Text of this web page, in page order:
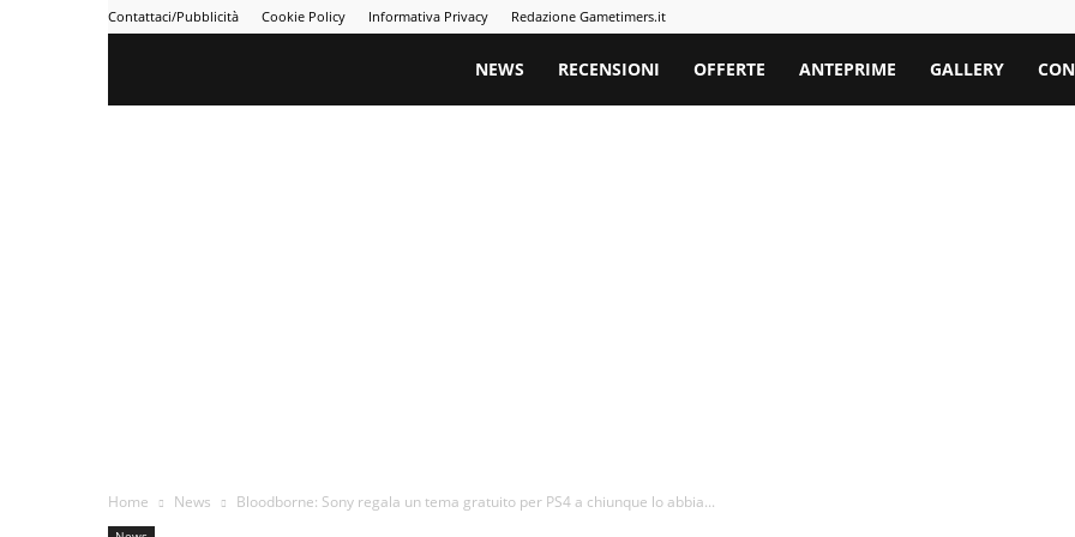
Contattaci/Pubblicità Cookie Policy Informativa Privacy Redazione Gametimers.it
Gametimers
NEWS RECENSIONI OFFERTE ANTEPRIME GALLERY
Home News Bloodborne: Sony regala un tema gratuito per PS4 a chiunque lo abbia...